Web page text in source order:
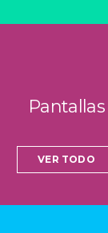
Pantallas
VER TODO